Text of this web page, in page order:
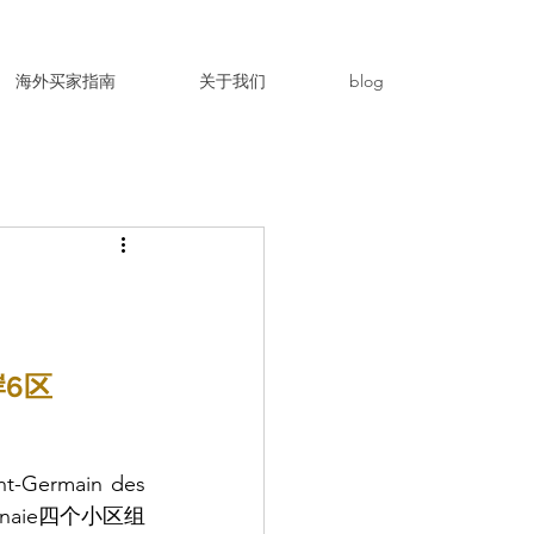
海外买家指南 关于我们 blog
区
Germain des
四个小区组